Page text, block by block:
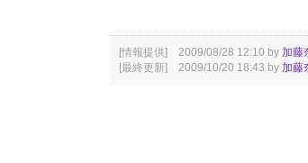
[情報提供] 2009/08/28 12:10 by 加藤
[最終更新] 2009/10/20 18:43 by 加藤